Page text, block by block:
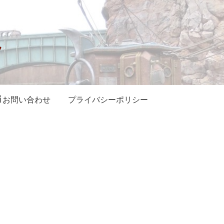
お問い合わせ プライバシーポリシー